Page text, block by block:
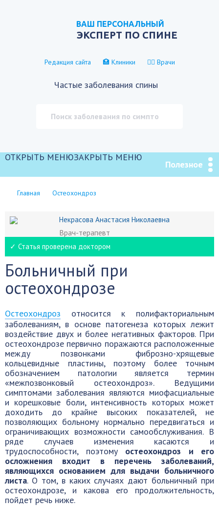
ВАШ ПЕРСОНАЛЬНЫЙ
ЭКСПЕРТ ПО СПИНЕ
Редакция сайта 🏥 Клиники 👨‍⚕️ Врачи
Частые заболевания спины
ОТКРЫТЬ МЕНЮЗАКРЫТЬ МЕНЮ
Полезное
Главная Остеохондроз
Некрасова Анастасия Николаевна
Врач-терапевт
✓ Статья проверена доктором
Больничный при
остеохондрозе
Остеохондроз относится к полифакториальным
заболеваниям, в основе патогенеза которых лежит
воздействие двух и более негативных факторов. При
остеохондрозе первично поражаются расположенные
между позвонками фиброзно-хрящевые
кольцевидные пластины, поэтому более точным
обозначением патологии является термин
«межпозвонковый остеохондроз». Ведущими
симптомами заболевания являются миофасциальные
и корешковые боли, интенсивность которых может
доходить до крайне высоких показателей, не
позволяющих больному нормально передвигаться и
ограничивающих возможности самообслуживания. В
ряде случаев изменения касаются и
трудоспособности, поэтому остеохондроз и его
осложнения входит в перечень заболеваний,
являющихся основанием для выдачи больничного
листа. О том, в каких случаях дают больничный при
остеохондрозе, и какова его продолжительность,
пойдет речь ниже.